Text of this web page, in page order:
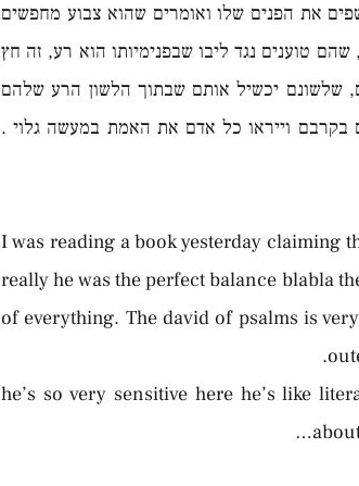
את הפנים שלו ואומרים שהוא צבוע מחפשים
טוענים נגד ליבו שבפנימיותו הוא רע, זה חץ
שלשונם יכשיל אותם שבתוך הלשון הרע שלהם
בקרבם וייראו כל אדם את האמת במעשה גלוי .
I was reading a book yesterday claiming
really he was the perfect balance blabla
of everything. The david of psalms is
he’s so very sensitive here he’s like